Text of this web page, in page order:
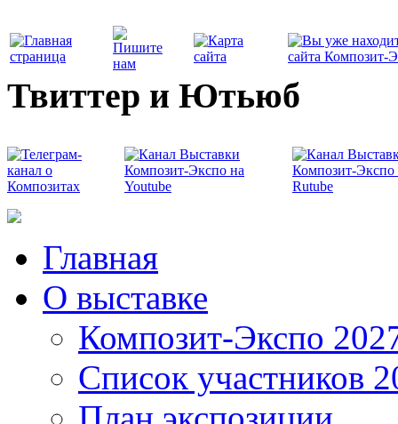
Твиттер и Ютьюб
Главная
О выставке
Композит-Экспо
Список участников